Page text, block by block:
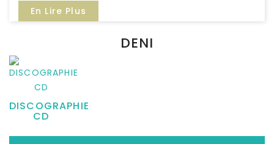
En Lire Plus
DENI
DISCOGRAPHIE
CD